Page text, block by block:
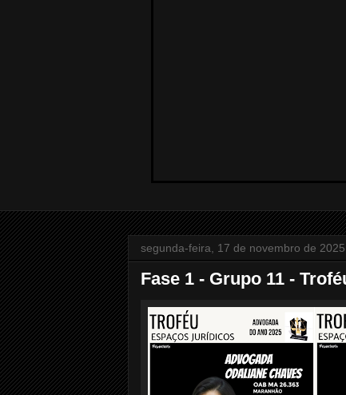
segunda-feira, 17 de novembro de 2025
Fase 1 - Grupo 11 -